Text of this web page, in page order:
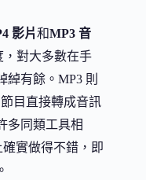
影片和MP3 音
，對大多數在手
有餘。MP3 則
節目直接轉成音訊
多同類工具相
確實做得不錯，即